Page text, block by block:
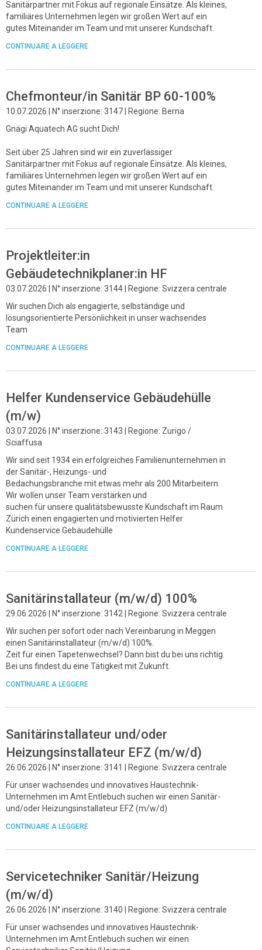
Sanitärpartner mit Fokus auf regionale Einsätze. Als kleines,
familiäres Unternehmen legen wir großen Wert auf ein
gutes Miteinander im Team und mit unserer Kundschaft.
CONTINUARE A LEGGERE
Chefmonteur/in Sanitär BP 60-100%
10.07.2026 | N° inserzione: 3147 | Regione: Berna
Gnägi Aquatech AG sucht Dich!
Seit über 25 Jahren sind wir ein zuverlässiger
Sanitärpartner mit Fokus auf regionale Einsätze. Als kleines,
familiäres Unternehmen legen wir großen Wert auf ein
gutes Miteinander im Team und mit unserer Kundschaft.
CONTINUARE A LEGGERE
Projektleiter:in
Gebäudetechnikplaner:in HF
03.07.2026 | N° inserzione: 3144 | Regione: Svizzera centrale
Wir suchen Dich als engagierte, selbständige und
lösungsorientierte Persönlichkeit in unser wachsendes
Team
CONTINUARE A LEGGERE
Helfer Kundenservice Gebäudehülle
(m/w)
03.07.2026 | N° inserzione: 3143 | Regione: Zurigo /
Sciaffusa
Wir sind seit 1934 ein erfolgreiches Familienunternehmen in
der Sanitär-, Heizungs- und
Bedachungsbranche mit etwas mehr als 200 Mitarbeitern.
Wir wollen unser Team verstärken und
suchen für unsere qualitätsbewusste Kundschaft im Raum
Zürich einen engagierten und motivierten Helfer
Kundenservice Gebäudehülle
CONTINUARE A LEGGERE
Sanitärinstallateur (m/w/d) 100%
29.06.2026 | N° inserzione: 3142 | Regione: Svizzera centrale
Wir suchen per sofort oder nach Vereinbarung in Meggen
einen Sanitärinstallateur (m/w/d) 100%.
Zeit für einen Tapetenwechsel? Dann bist du bei uns richtig.
Bei uns findest du eine Tätigkeit mit Zukunft.
CONTINUARE A LEGGERE
Sanitärinstallateur und/oder
Heizungsinstallateur EFZ (m/w/d)
26.06.2026 | N° inserzione: 3141 | Regione: Svizzera centrale
Für unser wachsendes und innovatives Haustechnik-
Unternehmen im Amt Entlebuch suchen wir einen Sanitär-
und/oder Heizungsinstallateur EFZ (m/w/d)
CONTINUARE A LEGGERE
Servicetechniker Sanitär/Heizung
(m/w/d)
26.06.2026 | N° inserzione: 3140 | Regione: Svizzera centrale
Für unser wachsendes und innovatives Haustechnik-
Unternehmen im Amt Entlebuch suchen wir einen